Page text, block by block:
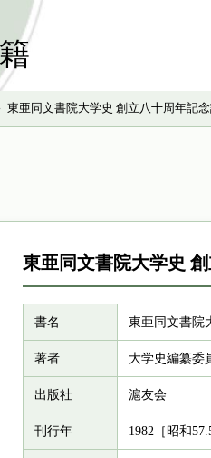
東亜同文書院大学史 創立八十周年記
東亜同文書院大学史
書名 東亜同文書院
著者 大学史編纂委
出版社 滬友会
刊行年 1982［昭和